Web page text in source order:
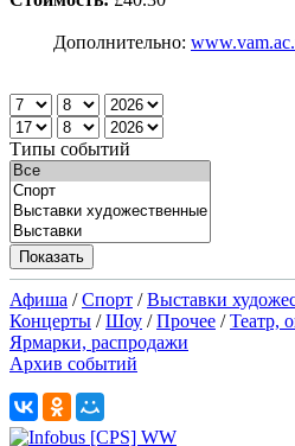
Дополнительно:
Типы событий
Афиша /Спорт /Выставки
Концерты /Шоу /Прочее /Театр,
Ярмарки, распродажи
Архив событий